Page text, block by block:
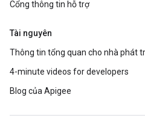
Cổng thông tin hỗ trợ
Tài nguyên
Thông tin tổng quan cho nhà phát
4-minute videos for developers
Blog của Apigee